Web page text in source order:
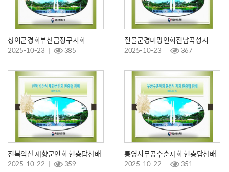
상이군경회부산금정구지회
2025-10-23 385
전몰군경미망인회전남곡성지회현충탑참배
2025-10-23 367
전북익산 재향군인회 현충탑참배
2025-10-22 359
통영시무공수훈자회 현충탑참배
2025-10-22 351